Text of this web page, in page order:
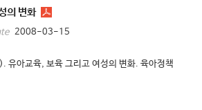
의 변화
2008-03-15
아교육, 보육 그리고 여성의 변화. 육아정책